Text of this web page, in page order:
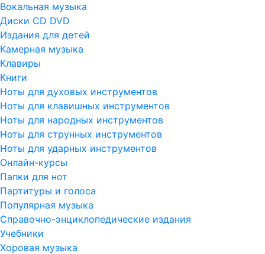
Вокальная музыка
Диски CD DVD
Издания для детей
Камерная музыка
Клавиры
Книги
Ноты для духовых инструментов
Ноты для клавишных инструментов
Ноты для народных инструментов
Ноты для струнных инструментов
Ноты для ударных инструментов
Онлайн-курсы
Папки для нот
Партитуры и голоса
Популярная музыка
Справочно-энциклопедические издания
Учебники
Хоровая музыка